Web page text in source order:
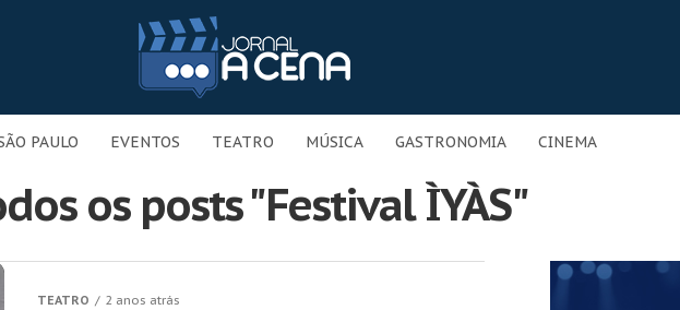
PAULO EVENTOS TEATRO MÚSICA GASTRONOMIA CINEMA
os posts "Festival ÌYÀS"
TEATRO 2 anos atrás